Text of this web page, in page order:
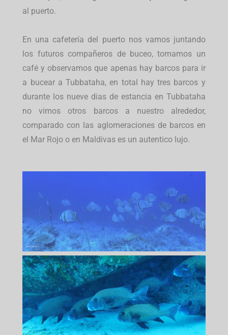
al puerto.
En una cafetería del puerto nos vamos juntando
los futuros compañeros de buceo, tomamos un
café y observamos que apenas hay barcos para ir
a bucear a Tubbataha, en total hay tres barcos y
durante los nueve dias de estancia en Tubbataha
no vimos otros barcos a nuestro alrededor,
comparado con las aglomeraciones de barcos en
el Mar Rojo o en Maldivas es un autentico lujo.